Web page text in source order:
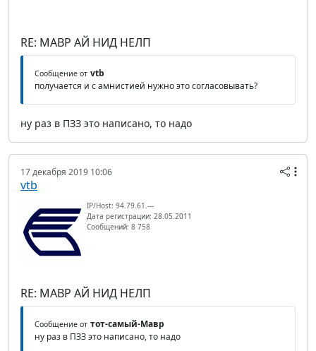
RE: МАВР АЙ НИД НЕЛП
Сообщение от vtb
получается и с амнистией нужно это согласовывать?
ну раз в ПЗЗ это написано, то надо
17 декабря 2019 10:06
vtb
IP/Host: 94.79.61.---
Дата регистрации: 28.05.2011
Сообщений: 8 758
RE: МАВР АЙ НИД НЕЛП
Сообщение от тот-самый-Мавр
ну раз в ПЗЗ это написано, то надо